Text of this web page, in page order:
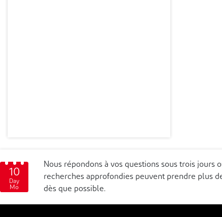
10
Day
Mo
Nous répondons à vos questions sous trois jours
recherches approfondies peuvent prendre plus
dès que possible.